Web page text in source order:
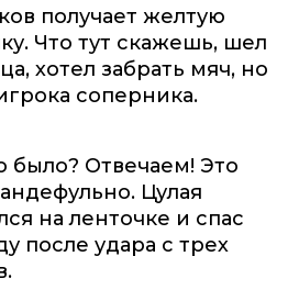
получает желтую
Что тут скажешь, шел
хотел забрать мяч, но
соперника.
было? Отвечаем! Это
Цулая
на ленточке и спас
после удара с трех